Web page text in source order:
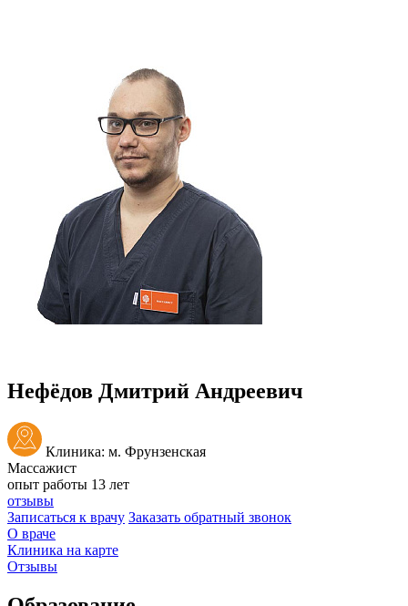
Нефёдов Дмитрий Андреевич
Клиника: м. Фрунзенская
Массажист
опыт работы 13 лет
отзывы
Записаться к врачу Заказать обратный звонок
О враче
Клиника на карте
Отзывы